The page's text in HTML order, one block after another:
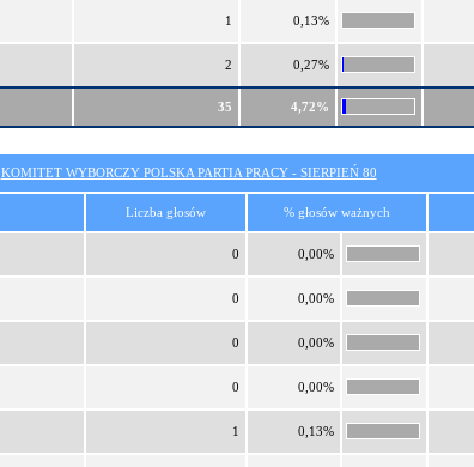
1 0,13%
2 0,27%
35 4,72%
KOMITET WYBORCZY POLSKA PARTIA PRACY - SIERPIEŃ 80
Liczba głosów % głosów ważnych
0 0,00%
0 0,00%
0 0,00%
0 0,00%
1 0,13%